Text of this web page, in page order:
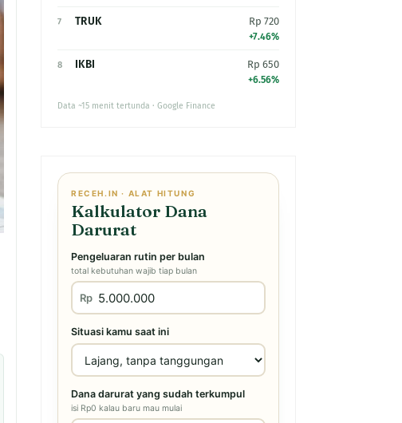
7 TRUK Rp 720
+7.46%
8 IKBI Rp 650
+6.56%
Data ~15 menit tertunda · Google Finance
RECEH.IN · ALAT HITUNG
Kalkulator Dana
Darurat
Pengeluaran rutin per bulan
total kebutuhan wajib tiap bulan
Rp
Situasi kamu saat ini
Dana darurat yang sudah terkumpul
isi Rp0 kalau baru mau mulai